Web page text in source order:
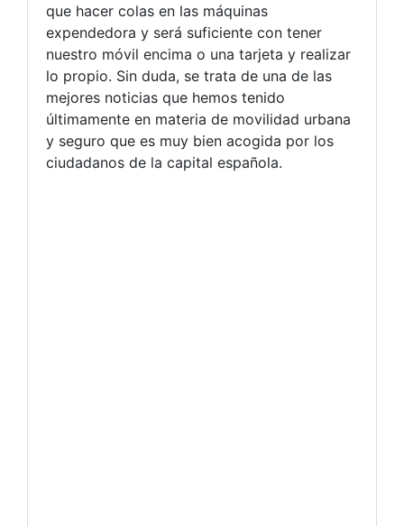
que hacer colas en las máquinas
expendedora y será suficiente con tener
nuestro móvil encima o una tarjeta y realizar
lo propio. Sin duda, se trata de una de las
mejores noticias que hemos tenido
últimamente en materia de movilidad urbana
y seguro que es muy bien acogida por los
ciudadanos de la capital española.